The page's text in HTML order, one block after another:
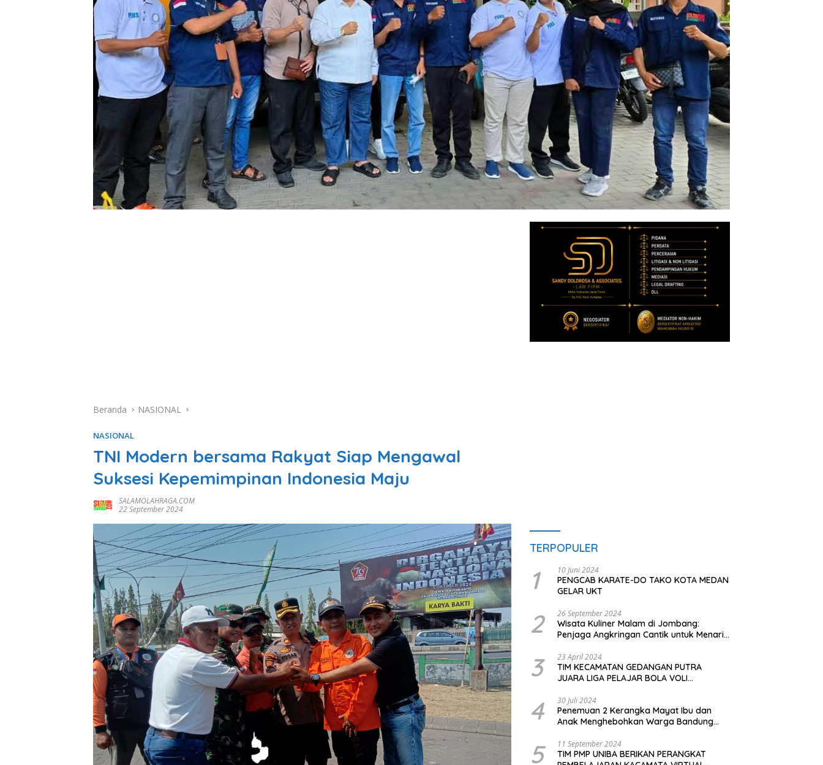
Beranda NASIONAL
NASIONAL
TNI Modern bersama Rakyat Siap Mengawal
Suksesi Kepemimpinan Indonesia Maju
SALAMOLAHRAGA.COM
22 September 2024
TERPOPULER
1 10 Juni 2024
PENGCAB KARATE-DO TAKO KOTA MEDAN
GELAR UKT
2 26 September 2024
Wisata Kuliner Malam di Jombang:
Penjaga Angkringan Cantik untuk Menarik
3 23 April 2024
TIM KECAMATAN GEDANGAN PUTRA
JUARA LIGA PELAJAR BOLA VOLI
4 30 Juli 2024
Penemuan 2 Kerangka Mayat Ibu dan
Anak Menghebohkan Warga Bandung
5 11 September 2024
TIM PMP UNIBA BERIKAN PERANGKAT